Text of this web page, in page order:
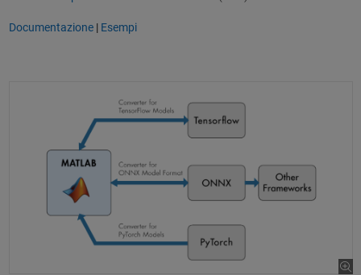
Documentazione| Esempi